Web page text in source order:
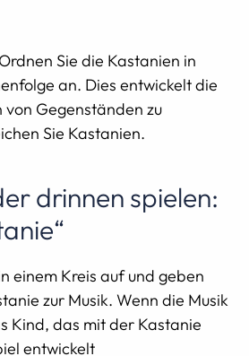
Sie die Kastanien in
an. Dies entwickelt die
Gegenständen zu
Sie Kastanien.
drinnen spielen:
einem Kreis auf und geben
zur Musik. Wenn die Musik
Kind, das mit der Kastanie
entwickelt